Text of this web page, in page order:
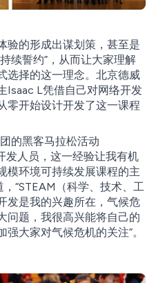
验的形成出谋划策，甚至是
续誓约”，从而让大家理解
选择的这一理念。北京德威
Isaac L凭借自己对网络开发
零开始设计开发了这一课程
的黑客马拉松活动
发人员，这一经验让我有机
模环境可持续发展课程的主
“STEAM（科学、技术、工
发是我的兴趣所在，气候危
问题，我很高兴能将自己的
大家对气候危机的关注”。